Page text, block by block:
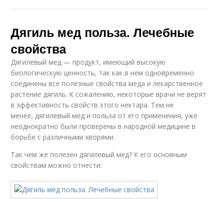
Дягиль мед польза. Лечебные
свойства
Дягилевый мед — продукт, имеющий высокую
биологическую ценность, так как в нем одновременно
соединены все полезные свойства меда и лекарственное
растение дягиль. К сожалению, некоторые врачи не верят
в эффективность свойств этого нектара. Тем не
менее, дягилевый мед и польза от его применения, уже
неоднократно были проверены в народной медицине в
борьбе с различными хворями.
Так чем же полезен дягилевый мед? К его основным
свойствам можно отнести: